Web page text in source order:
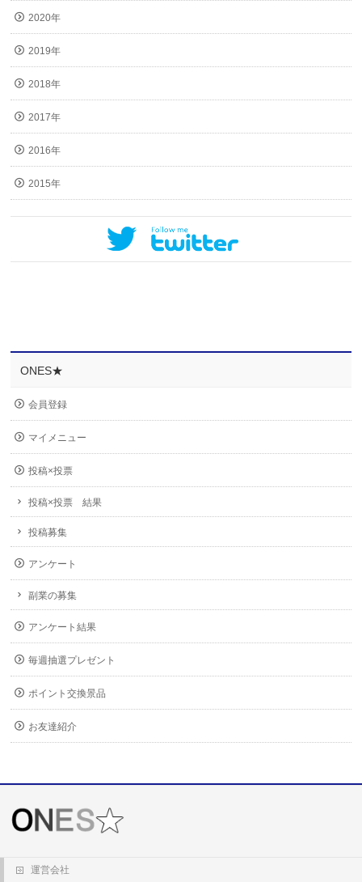
2020年
2019年
2018年
2017年
2016年
2015年
ONES★
会員登録
マイメニュー
投稿×投票
投稿×投票 結果
投稿募集
アンケート
副業の募集
アンケート結果
毎週抽選プレゼント
ポイント交換景品
お友達紹介
運営会社